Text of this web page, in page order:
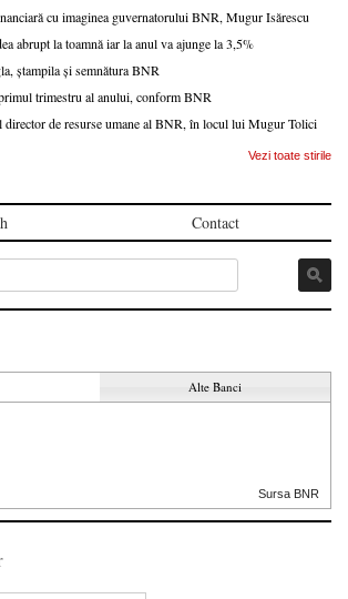
cu imaginea guvernatorului BNR, Mugur Isărescu
abrupt la toamnă iar la anul va ajunge la 3,5%
ștampila și semnătura BNR
trimestru al anului, conform BNR
director de resurse umane al BNR, în locul lui Mugur Tolici
Vezi toate stirile
Contact
Alte Banci
Sursa BNR